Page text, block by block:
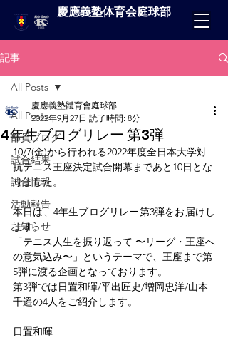
慶應義塾体育会庭球部
記事
All Posts
部員ブログ
試合結果
試合情報
活動報告
お知らせ
All Posts
4年生ブログリレー 第3弾
慶應義塾體育會庭球部
2022年9月27日 読了時間: 8分
10/7(金)から行われる2022年度全日本大学対
抗テニス王座決定試合開幕まであと10日とな
りました。
本日は、4年生ブログリレー第3弾をお届けし
ます。
「テニス人生を振り返って 〜リーグ・王座へ
の意気込み〜」というテーマで、王座まで第
5弾に渡る企画となっております。
第3弾では日置和暉/平出匠史/増岡忠洋/山本
千遥の4人をご紹介します。
日置和暉